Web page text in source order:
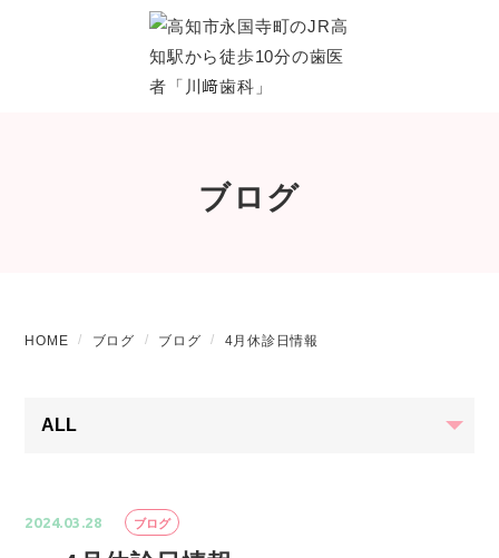
ブログ
HOME ブログ ブログ 4月休診日情報
2024.03.28 ブログ